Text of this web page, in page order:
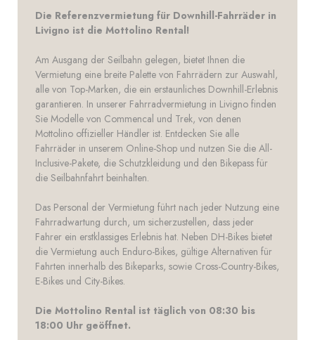
Die Referenzvermietung für Downhill-Fahrräder in
Livigno ist die Mottolino Rental!
Am Ausgang der Seilbahn gelegen, bietet Ihnen die
Vermietung eine breite Palette von Fahrrädern zur Auswahl,
alle von Top-Marken, die ein erstaunliches Downhill-Erlebnis
garantieren. In unserer Fahrradvermietung in Livigno finden
Sie Modelle von Commencal und Trek, von denen
Mottolino offizieller Händler ist. Entdecken Sie alle
Fahrräder in unserem Online-Shop und nutzen Sie die All-
Inclusive-Pakete, die Schutzkleidung und den Bikepass für
die Seilbahnfahrt beinhalten.
Das Personal der Vermietung führt nach jeder Nutzung eine
Fahrradwartung durch, um sicherzustellen, dass jeder
Fahrer ein erstklassiges Erlebnis hat. Neben DH-Bikes bietet
die Vermietung auch Enduro-Bikes, gültige Alternativen für
Fahrten innerhalb des Bikeparks, sowie Cross-Country-Bikes,
E-Bikes und City-Bikes.
Die Mottolino Rental ist täglich von 08:30 bis
18:00 Uhr geöffnet.